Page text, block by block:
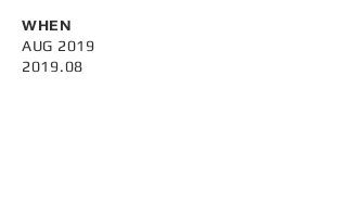
WHEN
AUG 2019
2019.08